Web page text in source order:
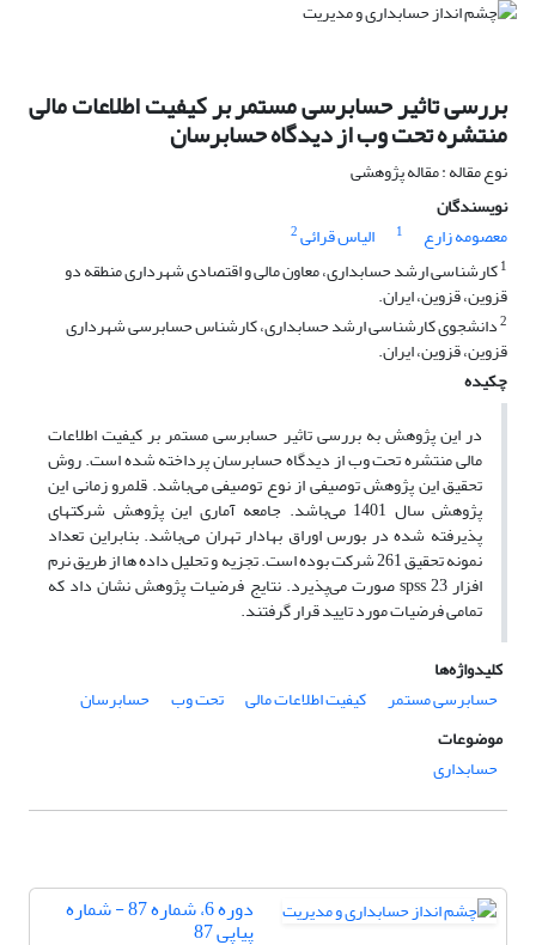
بررسی تاثیر حسابرسی مستمر بر کیفیت اطلاعات مالی
منتشره تحت وب از دیدگاه حسابرسان
نوع مقاله : مقاله پژوهشی
نویسندگان
معصومه زارع
1 الیاس قرائی2
1کارشناسی ارشد حسابداری، معاون مالی و اقتصادی شهرداری منطقه دو
قزوین، قزوین، ایران.
2دانشجوی کارشناسی ارشد حسابداری، کارشناس حسابرسی شهرداری
قزوین، قزوین، ایران.
چکیده
در این پژوهش به بررسی تاثیر حسابرسی مستمر بر کیفیت اطلاعات
مالی منتشره تحت وب از دیدگاه حسابرسان پرداخته شده است. روش
تحقیق این پژوهش توصیفی از نوع توصیفی می‌باشد. قلمرو زمانی این
پژوهش سال 1401 می‌باشد. جامعه آماری این پژوهش شرکتهای
پذیرفته شده در بورس اوراق بهادار تهران می‌باشد. بنابراین تعداد
نمونه تحقیق 261 شرکت بوده است. تجزیه و تحلیل داده ها از طریق نرم
افزار spss 23 صورت می‌پذیرد. نتایج فرضیات پژوهش نشان داد که
تمامی فرضیات مورد تایید قرار گرفتند.
کلیدواژه‌ها
حسابرسی مستمر
کیفیت اطلاعات مالی تحت وب
حسابرسان
موضوعات
حسابداری
دوره 6، شماره 87 - شماره
پیاپی 87